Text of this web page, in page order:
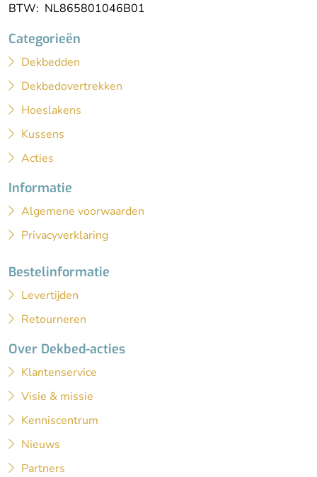
BTW: NL865801046B01
Categorieën
Dekbedden
Dekbedovertrekken
Hoeslakens
Kussens
Acties
Informatie
Algemene voorwaarden
Privacyverklaring
Bestelinformatie
Levertijden
Retourneren
Over Dekbed-acties
Klantenservice
Visie & missie
Kenniscentrum
Nieuws
Partners